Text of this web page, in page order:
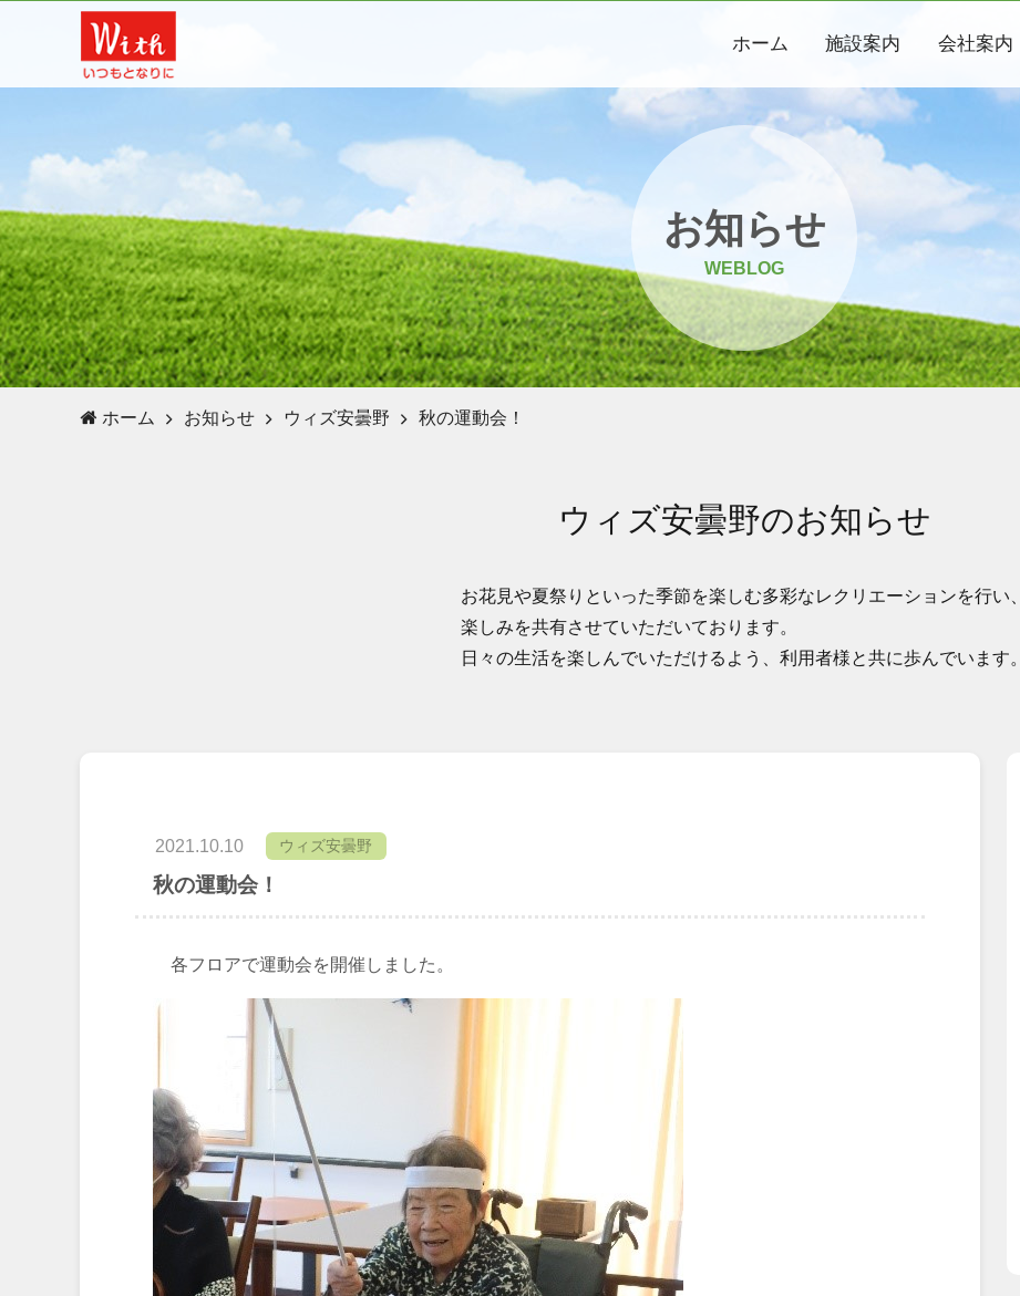
ホーム 施設案内 会社案内
お知らせ
WEBLOG
ホーム お知らせ ウィズ安曇野 秋の運動会！
ウィズ安曇野のお知らせ
お花見や夏祭りといった季節を楽しむ多彩なレクリエーションを行い、
楽しみを共有させていただいております。
日々の生活を楽しんでいただけるよう、利用者様と共に歩んでいます。
2021.10.10 ウィズ安曇野
秋の運動会！
各フロアで運動会を開催しました。